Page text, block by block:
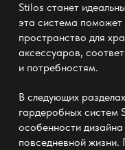
Stilos станет
эта система поможет
пространство для
аксессуаров,
и потребностям.
В следующих
гардеробных систем
особенности
повседневной жизни.